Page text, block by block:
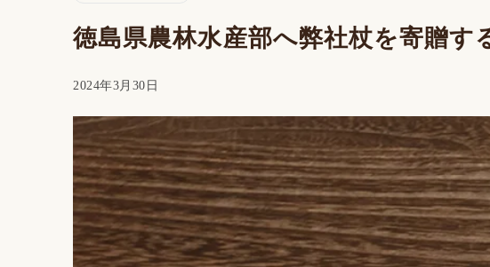
徳島県農林水産部へ弊社杖を寄贈す
2024年3月30日